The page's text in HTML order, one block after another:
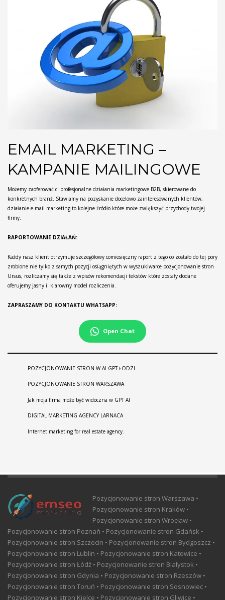
EMAIL MARKETING –
KAMPANIE MAILINGOWE
Możemy zaoferować ci profesjonalne działania marketingowe B2B, skierowane do
konkretnych branż. Stawiamy na pozyskanie docelowo zainteresowanych klientów,
działanie e-mail marketing to kolejne źródło które może zwiększyć przychody twojej
firmy.
RAPORTOWANIE DZIAŁAŃ:
Każdy nasz klient otrzymuje szczegółowy comiesięczny raport z tego co zostało do tej pory
zrobione nie tylko z samych pozycji osiągniętych w wyszukiwarce pozycjonowanie stron
Ursus, rozliczamy się także z wpisów rekomendacji tekstów które zostały dodane
oferujemy jasny i klarowny model rozliczenia.
ZAPRASZAMY DO KONTAKTU WHATSAPP:
Open Chat
POZYCJONOWANIE STRON W AI GPT ŁODZI
POZYCJONOWANIE STRON WARSZAWA
Jak moja firma może być widoczna w GPT AI
DIGITAL MARKETING AGENCY LARNACA
Internet marketing for real estate agency.
Pozycjonowanie stron Warszawa •
Pozycjonowanie stron Kraków •
Pozycjonowanie stron Wrocław •
Pozycjonowanie stron Poznań • Pozycjonowanie stron Gdańsk •
Pozycjonowanie stron Szczecin • Pozycjonowanie stron Bydgoszcz •
Pozycjonowanie stron Lublin • Pozycjonowanie stron Katowice •
Pozycjonowanie stron Łódź • Pozycjonowanie stron Białystok •
Pozycjonowanie stron Gdynia • Pozycjonowanie stron Rzeszów •
Pozycjonowanie stron Toruń • Pozycjonowanie stron Sosnowiec •
Pozycjonowanie stron Kielce • Pozycjonowanie stron Gliwice •